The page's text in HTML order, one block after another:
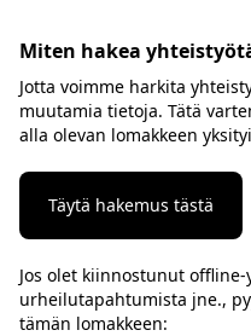
Miten hakea
Jotta voimme harkita
muutamia tietoja. Tätä
alla olevan lomakkeen
Täytä hakemus tästä
Jos olet kiinnostunut
urheilutapahtumista jne.,
tämän lomakkeen: